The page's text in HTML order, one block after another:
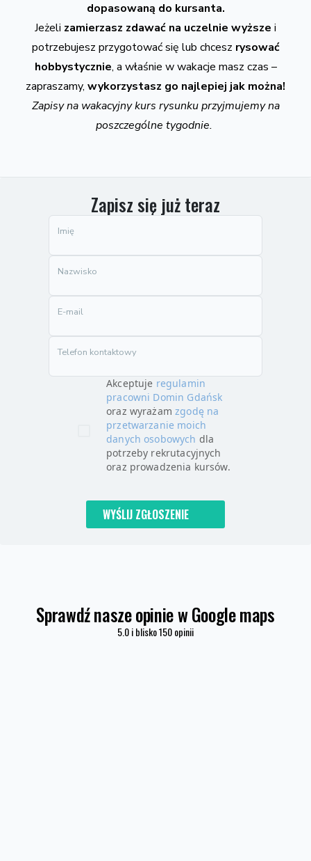
dopasowaną do kursanta.
Jeżeli zamierzasz zdawać na uczelnie wyższe i
potrzebujesz przygotować się lub chcesz rysować
hobbystycznie, a właśnie w wakacje masz czas –
zapraszamy, wykorzystasz go najlepiej jak można!
Zapisy na wakacyjny kurs rysunku przyjmujemy na
poszczególne tygodnie.
Zapisz się już teraz
Imię
Nazwisko
E-mail
Telefon kontaktowy
Akceptuje regulamin
pracowni Domin Gdańsk
oraz wyrażamzgodę na
przetwarzanie moich
danych osobowych dla
potrzeby rekrutacyjnych
oraz prowadzenia kursów.
Sprawdź nasze opinie w Google maps
5.0 i blisko 150 opinii